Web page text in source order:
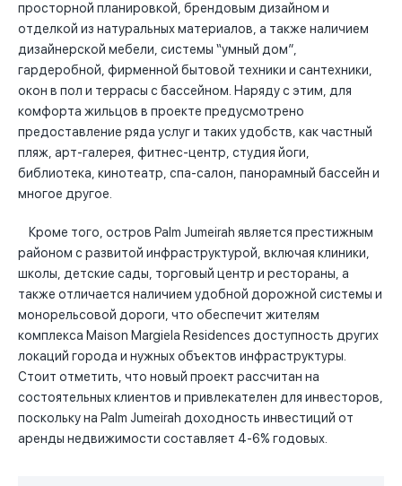
просторной планировкой, брендовым дизайном и
отделкой из натуральных материалов, а также наличием
дизайнерской мебели, системы “умный дом”,
гардеробной, фирменной бытовой техники и сантехники,
окон в пол и террасы с бассейном. Наряду с этим, для
комфорта жильцов в проекте предусмотрено
предоставление ряда услуг и таких удобств, как частный
пляж, арт-галерея, фитнес-центр, студия йоги,
библиотека, кинотеатр, спа-салон, панорамный бассейн и
многое другое.
Кроме того, остров Palm Jumeirah является престижным
районом с развитой инфраструктурой, включая клиники,
школы, детские сады, торговый центр и рестораны, а
также отличается наличием удобной дорожной системы и
монорельсовой дороги, что обеспечит жителям
комплекса Maison Margiela Residences доступность других
локаций города и нужных объектов инфраструктуры.
Стоит отметить, что новый проект рассчитан на
состоятельных клиентов и привлекателен для инвесторов,
поскольку на Palm Jumeirah доходность инвестиций от
аренды недвижимости составляет 4-6% годовых.